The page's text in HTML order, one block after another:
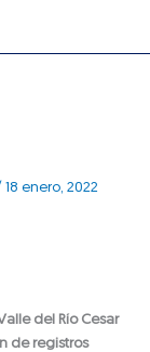
18 enero, 2022
del Río Cesar
de registros